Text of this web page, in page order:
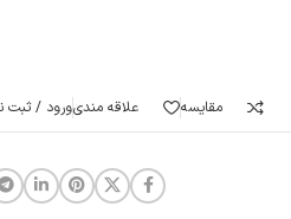
مقایسه علاقه مندیورود / ثبت